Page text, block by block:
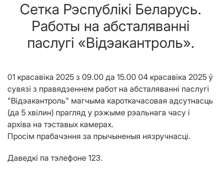
Сетка Рэспублiкi Беларусь.
Работы на абсталяваннi
паслугi «Вiдэакантроль».
01 красавiка 2025 з 09.00 да 15.00 04 красавiка 2025 ў
сувязі з правядзеннем работ на абсталяванні паслугі
"Відэакантроль" магчыма кароткачасовая адсутнасць
(да 5 хвiлин) прагляд у рэжыме рэальнага часу і
архіва на тэставых камерах.
Просім прабачэння за прычыненыя нязручнасці.
Даведкі па тэлефоне 123.